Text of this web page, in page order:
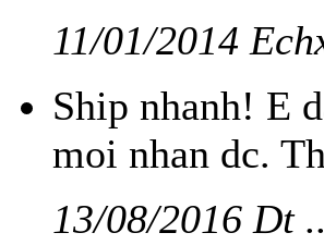
11/01/2014
Ship nhanh! E
moi nhan dc.
13/08/2016 Dt